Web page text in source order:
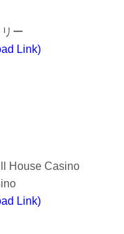
ー
Link)
House Casino
Link)